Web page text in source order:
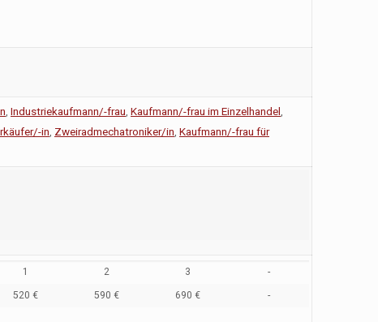
Industriekaufmann/-frau Kaufmann/-frau im Einzelhandel
in Zweiradmechatroniker/in Kaufmann/-frau für
1 2 3 -
520 € 590 € 690 € -